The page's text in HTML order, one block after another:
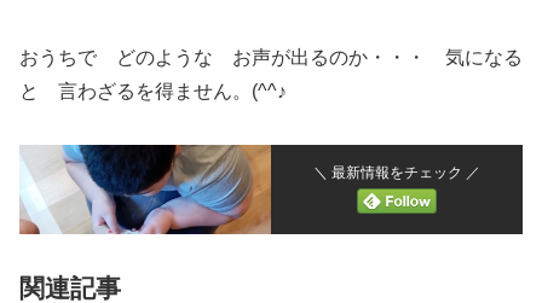
おうちで どのような お声が出るのか・・・ 気になる
と 言わざるを得ません。(^^♪
＼ 最新情報をチェック ／
関連記事